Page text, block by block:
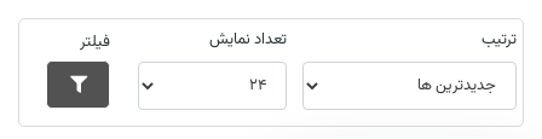
ترتیب تعداد نمایش فیلتر